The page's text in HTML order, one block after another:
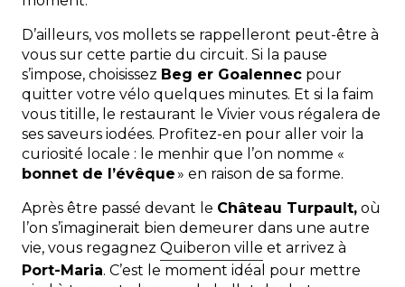
D’ailleurs, vos mollets se rappelleront peut-être à
vous sur cette partie du circuit. Si la pause
s’impose, choisissez Beg er Goalennec pour
quitter votre vélo quelques minutes. Et si la faim
vous titille, le restaurant le Vivier vous régalera de
ses saveurs iodées. Profitez-en pour aller voir la
curiosité locale : le menhir que l’on nomme «
bonnet de l’évêque» en raison de sa forme.
Après être passé devant le Château Turpault, où
l’on s’imaginerait bien demeurer dans une autre
vie, vous regagnez Quiberon ville et arrivez à
Port-Maria. C’est le moment idéal pour mettre